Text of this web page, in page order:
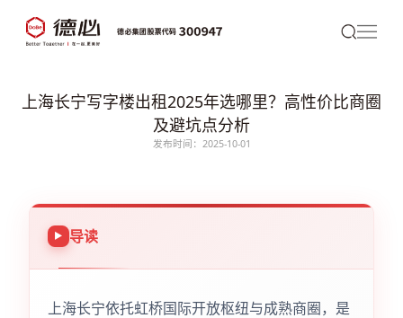
上海长宁写字楼出租2025年选哪里？高性价比商圈
及避坑点分析
发布时间：2025-10-01
导读
上海长宁依托虹桥国际开放枢纽与成熟商圈，是